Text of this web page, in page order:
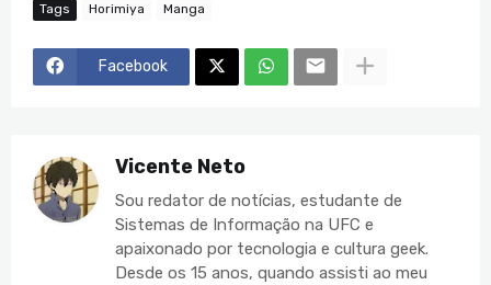
Tags Horimiya Manga
Facebook
Vicente Neto
Sou redator de notícias, estudante de
Sistemas de Informação na UFC e
apaixonado por tecnologia e cultura geek.
Desde os 15 anos, quando assisti ao meu